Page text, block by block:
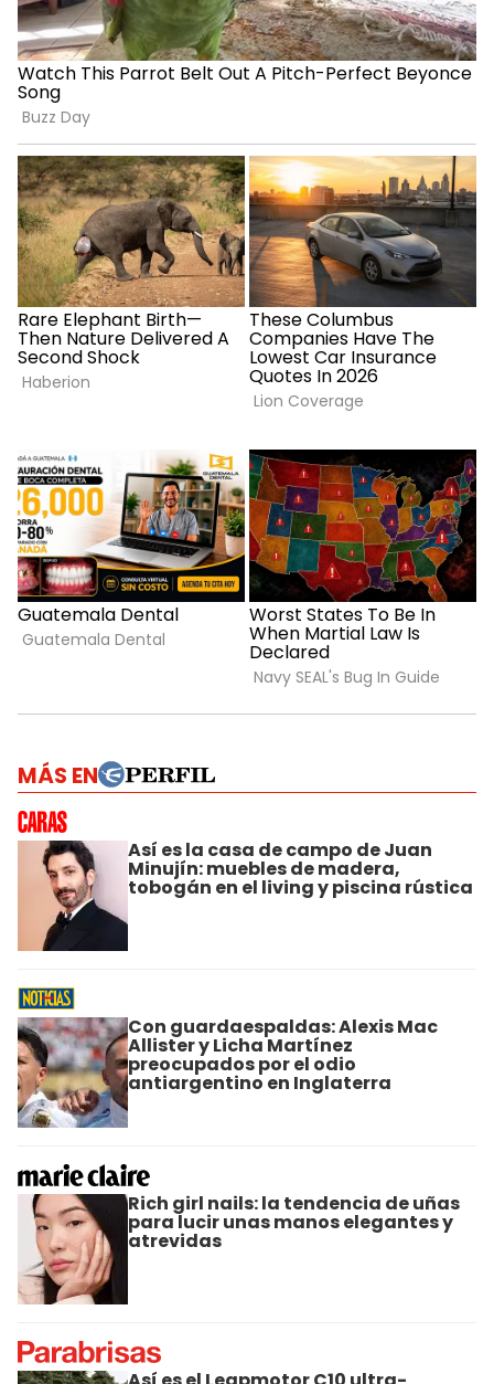
MÁS EN
Así es la casa de campo de Juan
Minujín: muebles de madera,
tobogán en el living y piscina rústica
Con guardaespaldas: Alexis Mac
Allister y Licha Martínez
preocupados por el odio
antiargentino en Inglaterra
Rich girl nails: la tendencia de uñas
para lucir unas manos elegantes y
atrevidas